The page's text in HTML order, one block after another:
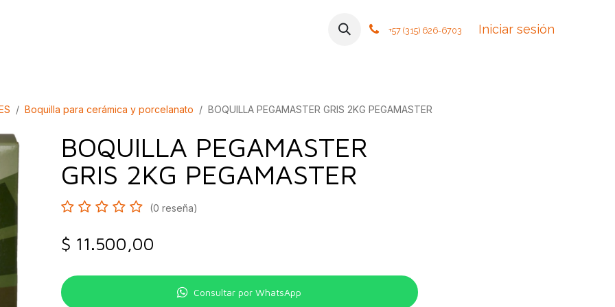
Contáctanos Foro Cursos Tiendas
+57 (315) 626-6703 Iniciar sesión
Boquilla para cerámica y porcelanato BOQUILLA PEGAMASTER GRIS 2KG PEGAMASTER
BOQUILLA PEGAMASTER
GRIS 2KG PEGAMASTER
(0 reseña)
$ 11.500,00
Consultar por WhatsApp